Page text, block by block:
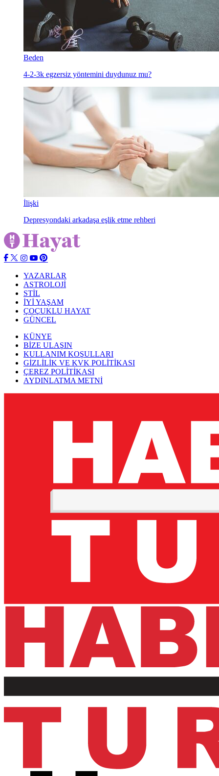
Beden
4-2-3k egzersiz yöntemini duydunuz mu?
İlişki
Depresyondaki arkadaşa eşlik etme rehberi
YAZARLAR
ASTROLOJİ
STİL
İYİ YAŞAM
ÇOÇUKLU HAYAT
GÜNCEL
KÜNYE
BİZE ULAŞIN
KULLANIM KOŞULLARI
GİZLİLİK VE KVK POLİTİKASI
ÇEREZ POLİTİKASI
AYDINLATMA METNİ